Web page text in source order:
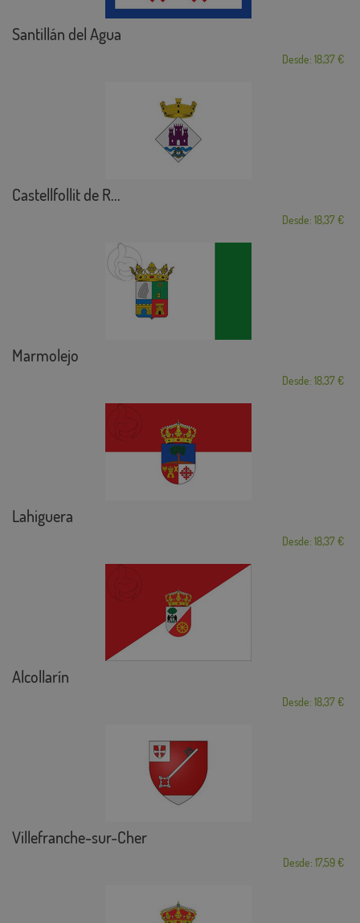
Santillán del Agua
Desde: 18,37 €
Castellfollit de R...
Desde: 18,37 €
Marmolejo
Desde: 18,37 €
Lahiguera
Desde: 18,37 €
Alcollarín
Desde: 18,37 €
Villefranche-sur-Cher
Desde: 17,59 €